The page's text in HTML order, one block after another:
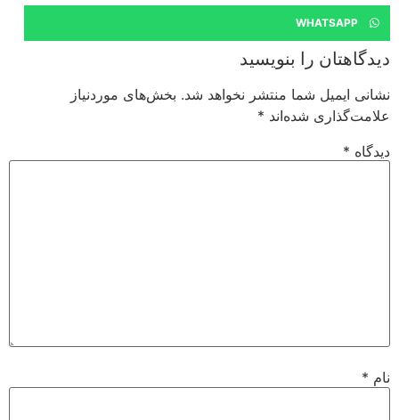
WHATSAPP
دیدگاهتان را بنویسید
نشانی ایمیل شما منتشر نخواهد شد. بخش‌های موردنیاز
علامت‌گذاری شده‌اند*
دیدگاه*
نام*